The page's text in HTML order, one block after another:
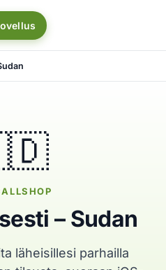
– Sudan
läheisillesi parhailla